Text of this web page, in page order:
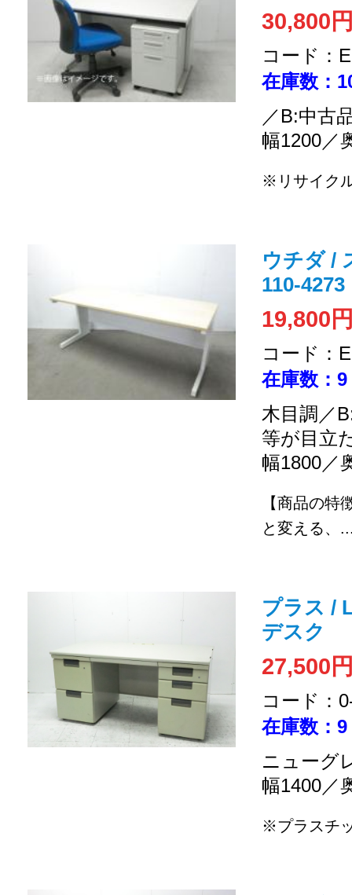
30,800
コード：
在庫数：
／B:中古
幅1200／
※リサイク
ウチダ /
110-
19,800
コード：
在庫数：9
木目調／
等が目立
幅1800／
【商品の特
と変える、
プラス /
デスク
27,500
コード：
在庫数：9
ニューグ
幅1400／
※プラスチ